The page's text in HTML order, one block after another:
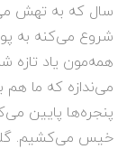
سال که به تهش
شروع می‌کنه به
همه‌مون یاد تازه
می‌ندازه که ما هم
پنجره‌ها پایین
خیس می‌کشیم.